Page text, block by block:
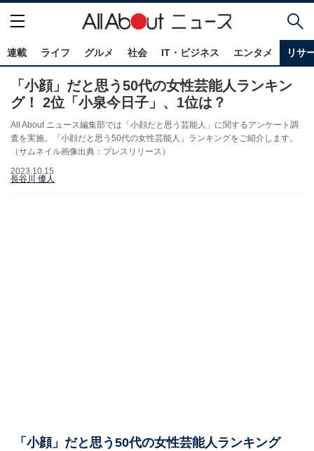
連載 ライフ グルメ 社会 IT・ビジネス エンタメ リサ
「小顔」だと思う50代の女性芸能人ランキン
グ！ 2位「小泉今日子」、1位は？
All About ニュース編集部では「小顔だと思う芸能人」に関するアンケート調
査を実施。「小顔だと思う50代の女性芸能人」ランキングをご紹介します。
（サムネイル画像出典：プレスリリース）
2023.10.15
長谷川 優人
「小顔」だと思う50代の女性芸能人ランキング